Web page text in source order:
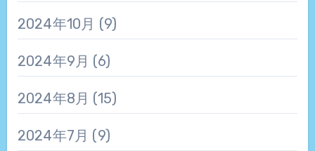
2024年10月 (9)
2024年9月 (6)
2024年8月 (15)
2024年7月 (9)